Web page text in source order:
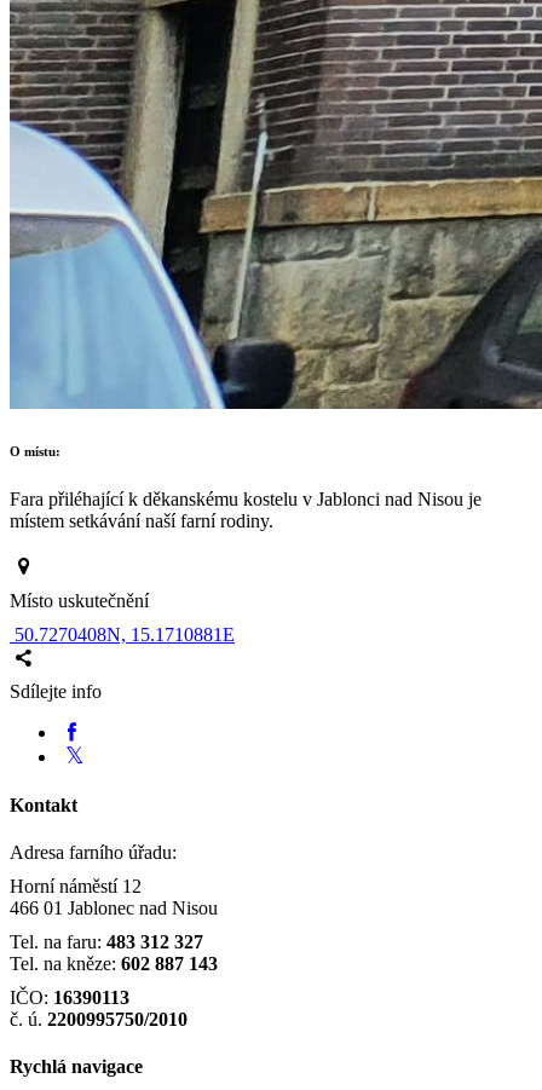
O místu:
Fara přiléhající k děkanskému kostelu v Jablonci nad Nisou je
místem setkávání naší farní rodiny.
Místo uskutečnění
50.7270408N, 15.1710881E
Sdílejte info
Kontakt
Adresa farního úřadu:
Horní náměstí 12
466 01 Jablonec nad Nisou
Tel. na faru: 483 312 327
Tel. na kněze: 602 887 143
IČO: 16390113
č. ú. 2200995750/2010
Rychlá navigace